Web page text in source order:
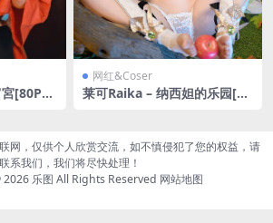
[80P/7
网红&Coser
莱可Raika – 纳西妲的乐园[69
网，仅供个人欣赏交流，如不慎侵犯了您的权益，请
联系我们，我们将尽快处理！
乐图 All Rights Reserved 网站地图